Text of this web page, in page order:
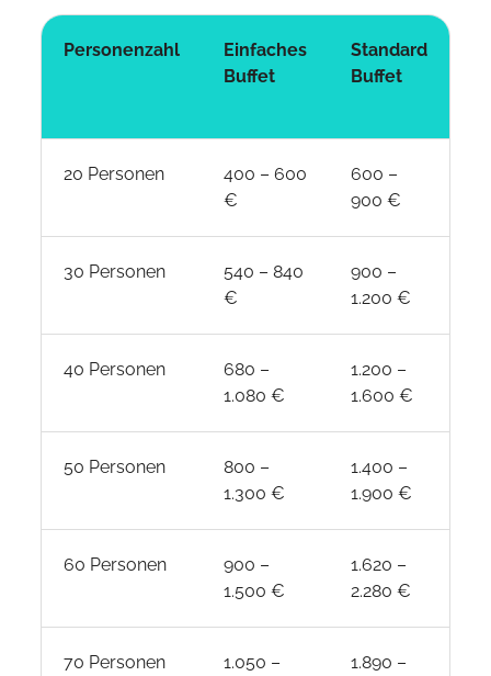
Personenzahl
Einfaches
Buffet
Standard
Buffet
20 Personen
400 – 600
€
600 –
900 €
30 Personen
540 – 840
€
900 –
1.200 €
40 Personen
680 –
1.080 €
1.200 –
1.600 €
50 Personen
800 –
1.300 €
1.400 –
1.900 €
60 Personen
900 –
1.500 €
1.620 –
2.280 €
70 Personen
1.050 –
1.890 –